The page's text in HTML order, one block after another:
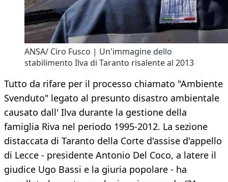
ANSA/ Ciro Fusco | Un'immagine dello
stabilimento Ilva di Taranto risalente al 2013
Tutto da rifare per il processo chiamato "Ambiente
Svenduto" legato al presunto disastro ambientale
causato dall' Ilva durante la gestione della
famiglia Riva nel periodo 1995-2012. La sezione
distaccata di Taranto della Corte d'assise d'appello
di Lecce - presidente Antonio Del Coco, a latere il
giudice Ugo Bassi e la giuria popolare - ha